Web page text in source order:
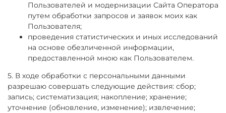
Пользователей и модернизации Сайта Оператора
путем обработки запросов и заявок моих как
Пользователя;
проведения статистических и иных исследований
на основе обезличенной информации,
предоставленной мною как Пользователем.
5. В ходе обработки с персональными данными
разрешаю совершать следующие действия: сбор;
запись; систематизация; накопление; хранение;
уточнение (обновление, изменение); извлечение;